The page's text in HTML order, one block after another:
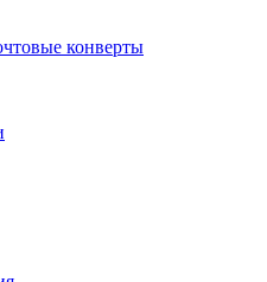
конверты